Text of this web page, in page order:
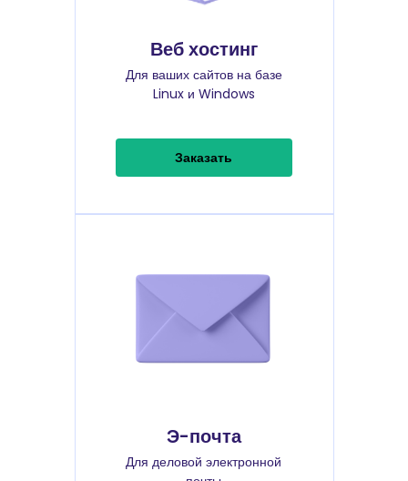
Веб хостинг
Для ваших сайтов на базе
Linux и Windows
Заказать
Э-почта
Для деловой электронной